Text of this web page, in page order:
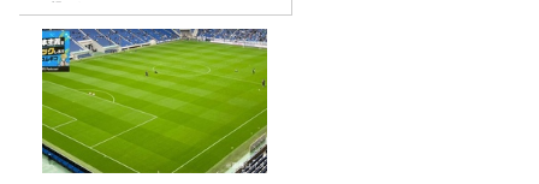
プ】 桃屋のかんたんレシピ